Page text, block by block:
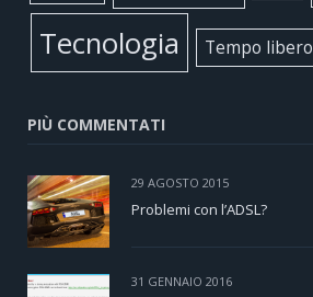
Tecnologia Tempo libero
PIÙ COMMENTATI
29 AGOSTO 2015
Problemi con l’ADSL?
31 GENNAIO 2016